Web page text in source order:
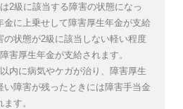
2級に該当する障害の状態になっ
金に上乗せして障害厚生年金が支給
の状態が2級に該当しない軽い程度
害厚生年金が支給されます。
内に病気やケガが治り、障害厚生
い障害が残ったときには障害手当金
す。